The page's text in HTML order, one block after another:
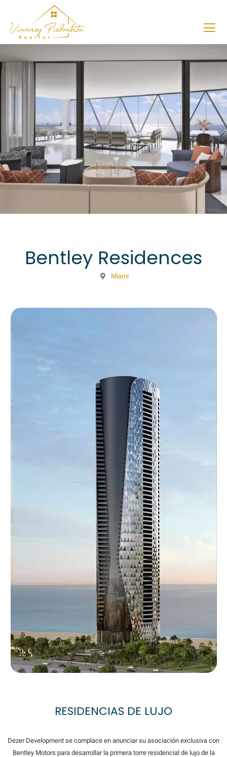
Bentley Residences
Miami
RESIDENCIAS DE LUJO
Dezer Development se complace en anunciar su asociación exclusiva con
Bentley Motors para desarrollar la primera torre residencial de lujo de la